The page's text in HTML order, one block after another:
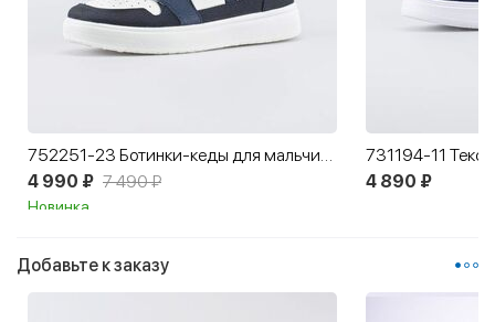
752251-23 Ботинки-кеды для мальчика-подростка
4 990 ₽ 7 490 ₽
Новинка
731194-11
4 890 ₽
Добавьте к заказу